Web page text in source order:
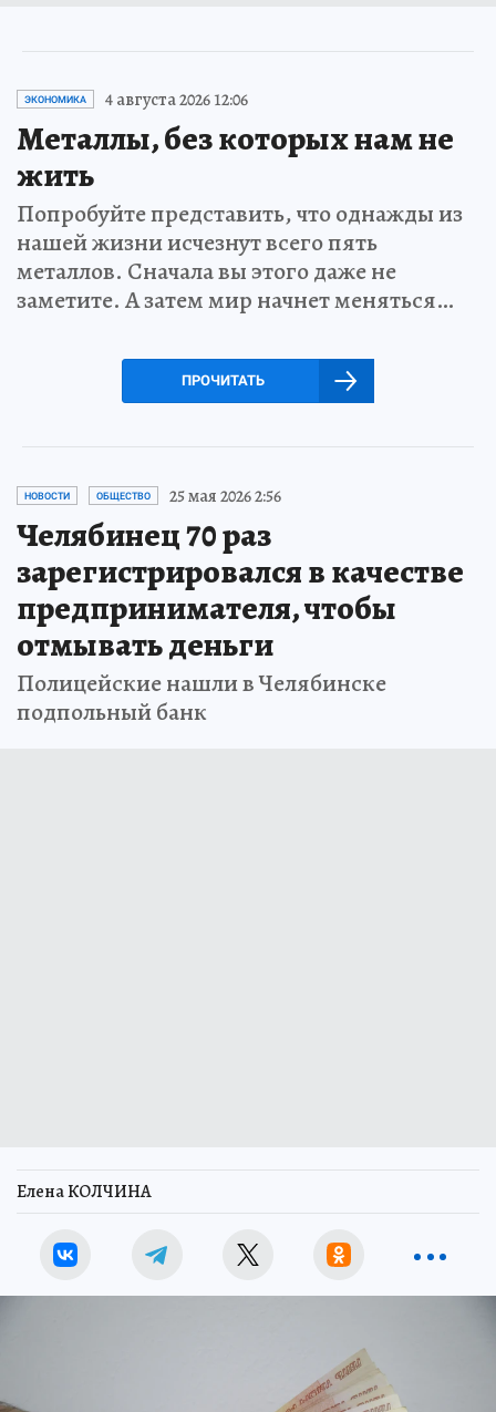
ЭКОНОМИКА 4 августа 2026 12:06
Металлы, без которых нам не
жить
Попробуйте представить, что однажды из
нашей жизни исчезнут всего пять
металлов. Сначала вы этого даже не
заметите. А затем мир начнет меняться…
ПРОЧИТАТЬ
НОВОСТИ ОБЩЕСТВО 25 мая 2026 2:56
Челябинец 70 раз
зарегистрировался в качестве
предпринимателя, чтобы
отмывать деньги
Полицейские нашли в Челябинске
подпольный банк
Елена КОЛЧИНА